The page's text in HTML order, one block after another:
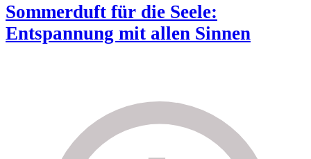
Sommerduft für die Seele:
Entspannung mit allen Sinnen